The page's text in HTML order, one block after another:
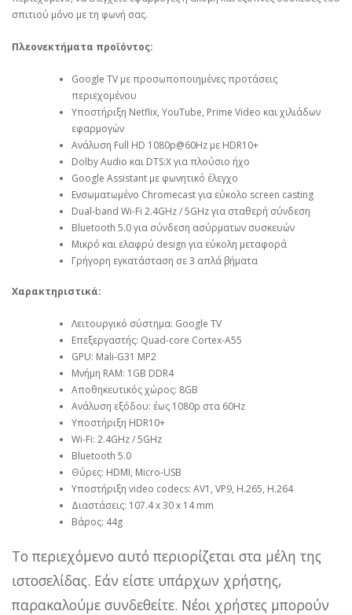
σπιτιού μόνο με τη φωνή σας.
Πλεονεκτήματα προϊόντος:
Google TV με προσωποποιημένες προτάσεις
περιεχομένου
Υποστήριξη Netflix, YouTube, Prime Video και χιλιάδων
εφαρμογών
Ανάλυση Full HD 1080p@60Hz με HDR10+
Dolby Audio και DTS:X για πλούσιο ήχο
Google Assistant με φωνητικό έλεγχο
Ενσωματωμένο Chromecast για εύκολο screen casting
Dual-band Wi-Fi 2.4GHz / 5GHz για σταθερή σύνδεση
Bluetooth 5.0 για σύνδεση ασύρματων συσκευών
Μικρό και ελαφρύ design για εύκολη μεταφορά
Γρήγορη εγκατάσταση σε 3 απλά βήματα
Χαρακτηριστικά:
Λειτουργικό σύστημα: Google TV
Επεξεργαστής: Quad-core Cortex-A55
GPU: Mali-G31 MP2
Μνήμη RAM: 1GB DDR4
Αποθηκευτικός χώρος: 8GB
Ανάλυση εξόδου: έως 1080p στα 60Hz
Υποστήριξη HDR10+
Wi-Fi: 2.4GHz / 5GHz
Bluetooth 5.0
Θύρες: HDMI, Micro-USB
Υποστήριξη video codecs: AV1, VP9, H.265, H.264
Διαστάσεις: 107.4 x 30 x 14 mm
Βάρος: 44g
Το περιεχόμενο αυτό περιορίζεται στα μέλη της
ιστοσελίδας. Εάν είστε υπάρχων χρήστης,
παρακαλούμε συνδεθείτε. Νέοι χρήστες μπορούν